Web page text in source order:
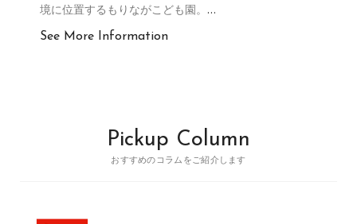
境に位置するもりながこども園。 …
See More Information
Pickup Column
おすすめのコラムをご紹介します